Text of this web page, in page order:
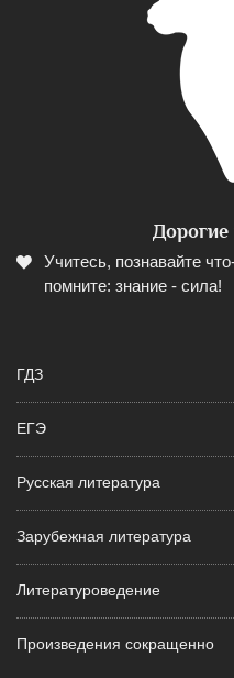
Дорогие
Учитесь, познавайте
помните: знание - сила!
ГДЗ
ЕГЭ
Русская литература
Зарубежная литература
Литературоведение
Произведения сокращенно